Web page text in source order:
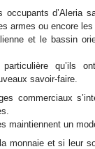
occupants d’Aleria
armes ou encore
et le bassin
qu’ils
savoir-faire.
commerciaux
maintiennent un
monnaie et si leur